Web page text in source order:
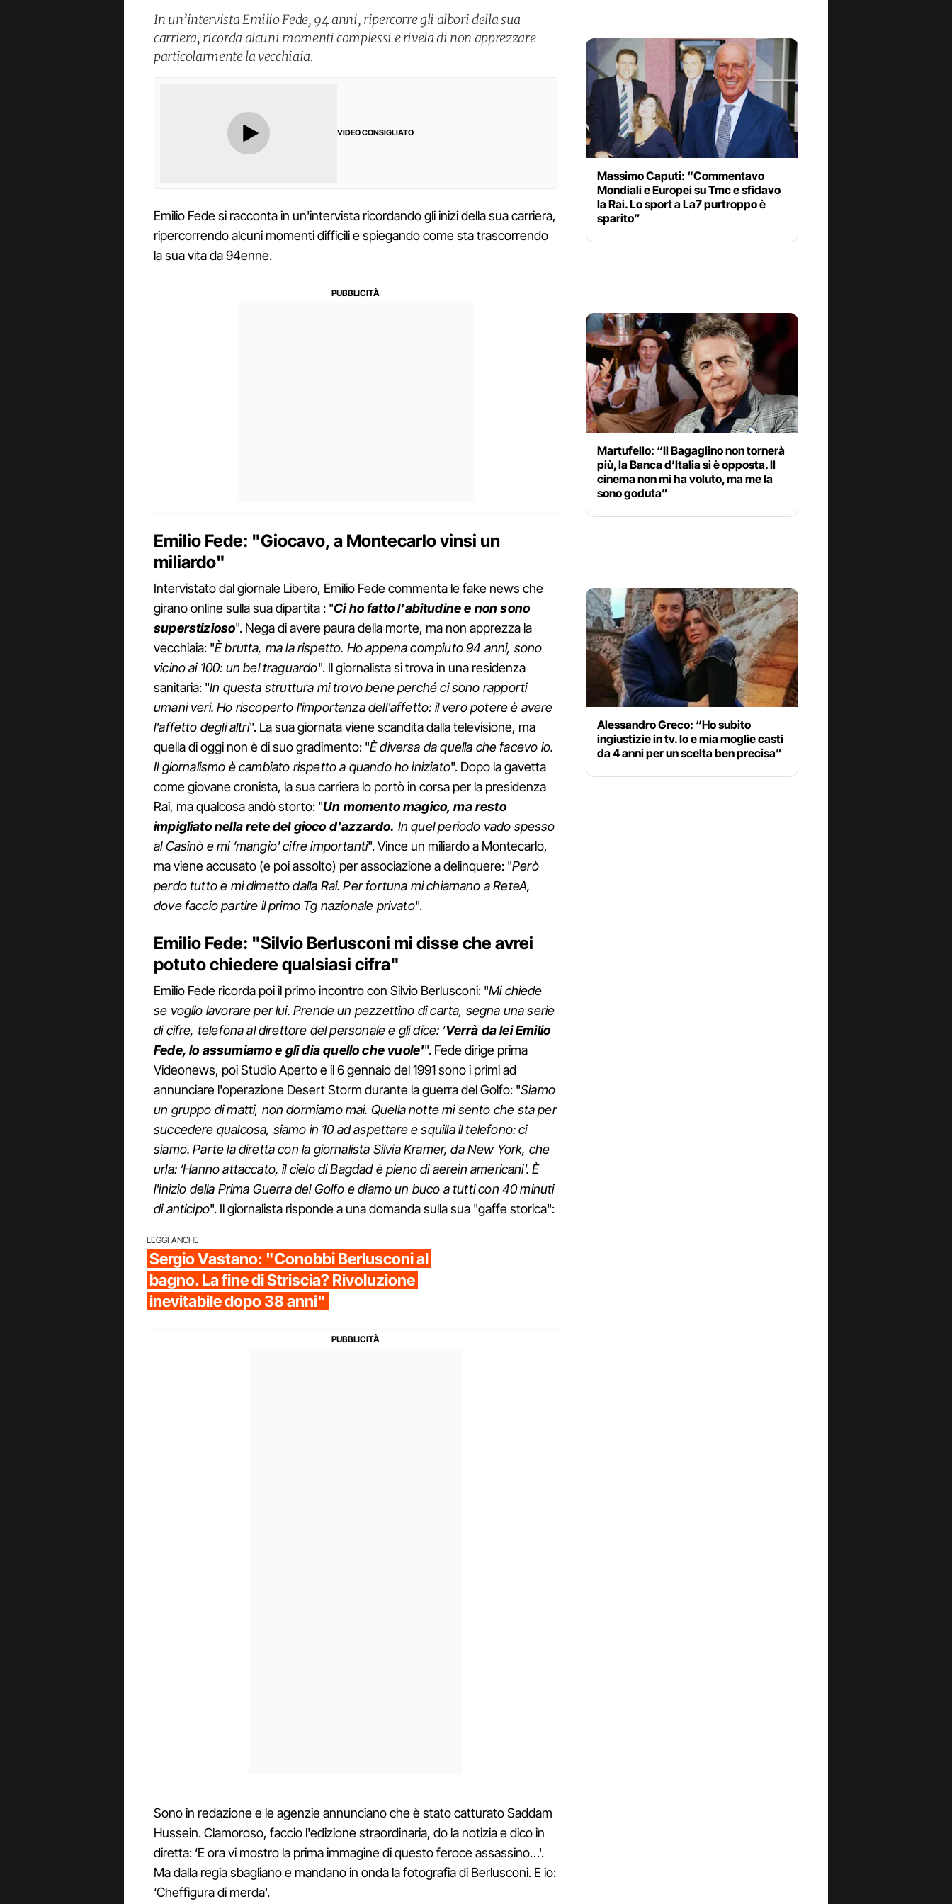
In un’intervista Emilio Fede, 94 anni, ripercorre gli albori della sua
carriera, ricorda alcuni momenti complessi e rivela di non apprezzare
particolarmente la vecchiaia.
VIDEO CONSIGLIATO
Emilio Fede si racconta in un'intervista ricordando gli inizi della sua carriera,
ripercorrendo alcuni momenti difficili e spiegando come sta trascorrendo
la sua vita da 94enne.
Emilio Fede: "Giocavo, a Montecarlo vinsi un
miliardo"
Intervistato dal giornale Libero, Emilio Fede commenta le fake news che
girano online sulla sua dipartita : "Ci ho fatto l'abitudine e non sono
superstizioso". Nega di avere paura della morte, ma non apprezza la
vecchiaia: "È brutta, ma la rispetto. Ho appena compiuto 94 anni, sono
vicino ai 100: un bel traguardo". Il giornalista si trova in una residenza
sanitaria: "In questa struttura mi trovo bene perché ci sono rapporti
umani veri. Ho riscoperto l'importanza dell'affetto: il vero potere è avere
l'affetto degli altri". La sua giornata viene scandita dalla televisione, ma
quella di oggi non è di suo gradimento: "È diversa da quella che facevo io.
Il giornalismo è cambiato rispetto a quando ho iniziato". Dopo la gavetta
come giovane cronista, la sua carriera lo portò in corsa per la presidenza
Rai, ma qualcosa andò storto: "Un momento magico, ma resto
impigliato nella rete del gioco d'azzardo. In quel periodo vado spesso
al Casinò e mi ‘mangio' cifre importanti". Vince un miliardo a Montecarlo,
ma viene accusato (e poi assolto) per associazione a delinquere: "Però
perdo tutto e mi dimetto dalla Rai. Per fortuna mi chiamano a ReteA,
dove faccio partire il primo Tg nazionale privato".
Emilio Fede: "Silvio Berlusconi mi disse che avrei
potuto chiedere qualsiasi cifra"
Emilio Fede ricorda poi il primo incontro con Silvio Berlusconi: "Mi chiede
se voglio lavorare per lui. Prende un pezzettino di carta, segna una serie
di cifre, telefona al direttore del personale e gli dice: ‘Verrà da lei Emilio
Fede, lo assumiamo e gli dia quello che vuole'". Fede dirige prima
Videonews, poi Studio Aperto e il 6 gennaio del 1991 sono i primi ad
annunciare l'operazione Desert Storm durante la guerra del Golfo: "Siamo
un gruppo di matti, non dormiamo mai. Quella notte mi sento che sta per
succedere qualcosa, siamo in 10 ad aspettare e squilla il telefono: ci
siamo. Parte la diretta con la giornalista Silvia Kramer, da New York, che
urla: ‘Hanno attaccato, il cielo di Bagdad è pieno di aerein americani'. È
l'inizio della Prima Guerra del Golfo e diamo un buco a tutti con 40 minuti
di anticipo". Il giornalista risponde a una domanda sulla sua "gaffe storica":
LEGGI ANCHE
Sergio Vastano: "Conobbi Berlusconi al
bagno. La fine di Striscia? Rivoluzione
inevitabile dopo 38 anni"
Sono in redazione e le agenzie annunciano che è stato catturato Saddam
Hussein. Clamoroso, faccio l'edizione straordinaria, do la notizia e dico in
diretta: ‘E ora vi mostro la prima immagine di questo feroce assassino…'.
Ma dalla regia sbagliano e mandano in onda la fotografia di Berlusconi. E io:
‘Cheffigura di merda'.
Massimo Caputi: “Commentavo
Mondiali e Europei su Tmc e sfidavo
la Rai. Lo sport a La7 purtroppo è
sparito”
Martufello: “Il Bagaglino non tornerà
più, la Banca d’Italia si è opposta. Il
cinema non mi ha voluto, ma me la
sono goduta”
Alessandro Greco: “Ho subito
ingiustizie in tv. Io e mia moglie casti
da 4 anni per un scelta ben precisa”